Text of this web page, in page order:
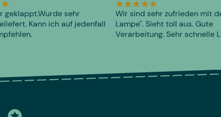
geklappt.Wurde sehr
Kann ich auf jedenfall
Wir sind sehr zufrieden mit
Lampe". Sieht toll aus. Gute
Verarbeitung. Sehr schnelle